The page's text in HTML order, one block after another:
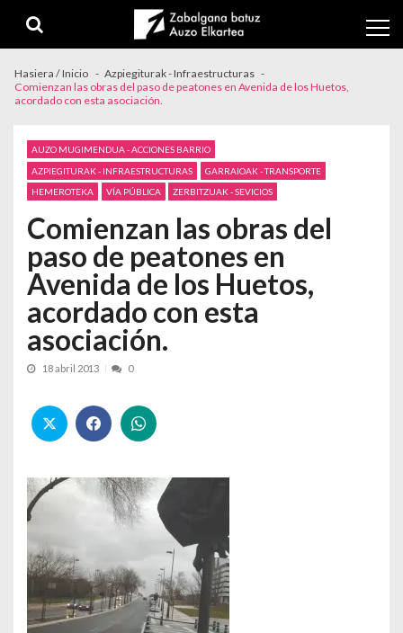
Hasiera / Inicio
Azpiegiturak - Infraestructuras
Comienzan las obras del paso de peatones en Avenida de los Huetos,
acordado con esta asociación.
AUZO MUGIMENDUA - ACCIONES BARRIO
AZPIEGITURAK - INFRAESTRUCTURAS
GARRAIOAK - TRANSPORTE
HEMEROTEKA
VÍA PÚBLICA ZERBITZUAK - SEVICIOS
Comienzan las obras del
paso de peatones en
Avenida de los Huetos,
acordado con esta
asociación.
18 abril 2013 0